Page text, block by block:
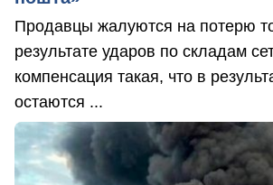
Продавцы жалуются на потерю
результате ударов по складам
компенсация такая, что в
остаются ...